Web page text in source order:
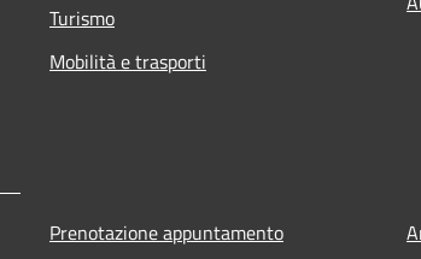
Turismo
Mobilità e trasporti
Prenotazione appuntamento